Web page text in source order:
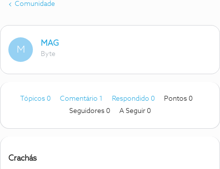
Comunidade
M
MAG
Byte
Tópicos 0 Comentário 1 Respondido 0
Pontos 0
Seguidores 0 A Seguir 0
Crachás